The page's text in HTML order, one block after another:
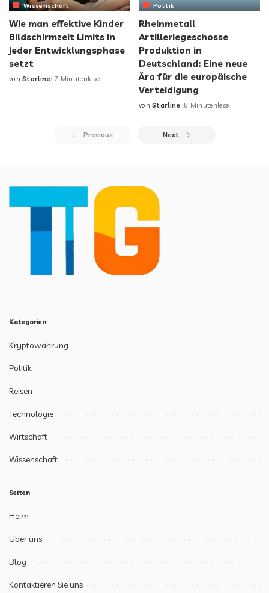
Wissenschaft
Wie man effektive Kinder
Bildschirmzeit Limits in
jeder Entwicklungsphase
setzt
von Starline 7 Minutenlese
Politik
Rheinmetall
Artilleriegeschosse
Produktion in
Deutschland: Eine neue
Ära für die europäische
Verteidigung
von Starline 8 Minutenlese
Previous Next
Kategorien
Kryptowährung
Politik
Reisen
Technologie
Wirtschaft
Wissenschaft
Seiten
Heim
Über uns
Blog
Kontaktieren Sie uns